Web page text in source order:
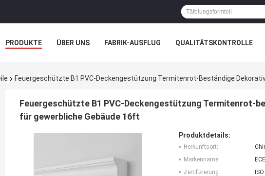
PRODUKTE ÜBER UNS FABRIK-AUSFLUG QUALITÄTSKONTROLLE
Feuergeschützte B1 PVC-Deckengestützung Termitenrot-Beständige
Feuergeschützte B1 PVC-Deckengestützung Termitenrot-
für gewerbliche Gebäude 16ft
Produktdetails:
Herkunftsort:
Markenname:
Zertifizierung: